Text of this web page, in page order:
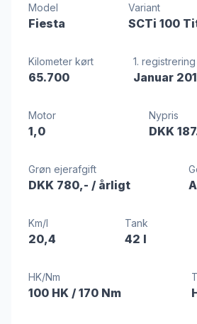
Model
Fiesta
Variant
SCTi 100
Kilometer kørt
65.700
1. registrering
Januar
Motor
1,0
Nypris
DKK
Grøn ejerafgift
DKK 780,- / årligt
Km/l
20,4
Tank
42 l
HK/Nm
100 HK / 170 Nm